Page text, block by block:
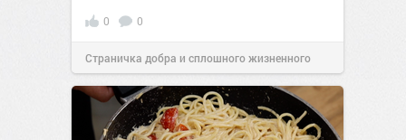
0 0
Страничка добра и сплошного жизненного
позитива!00:28Вчера